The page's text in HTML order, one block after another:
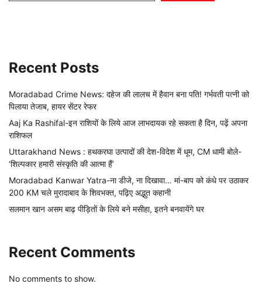
Recent Posts
Moradabad Crime News: दहेज की लालच में हैवान बना पति! गर्भवती पत्नी को
पिलाया तेजाब, हायर सेंटर रेफर
Aaj Ka Rashifal-इन राशियों के लिये आज लाभदायक रहे सकता है दिन, पढ़ें अपना
राशिफल
Uttarakhand News : हथकरघा उत्पादों की देश-विदेश में धूम, CM धामी बोले-
‘शिल्पकार हमारी संस्कृति की आत्मा हैं’
Moradabad Kanwar Yatra-ना डीजे, ना दिखावा… मां-बाप को कंधे पर उठाकर
200 KM चले मुरादाबाद के शिवभक्त, पढ़िए अद्भुत कहानी
सलमान खान असम बाढ़ पीड़ितों के लिये बने मसीहा, इतने बनवायेंगे घर
Recent Comments
No comments to show.